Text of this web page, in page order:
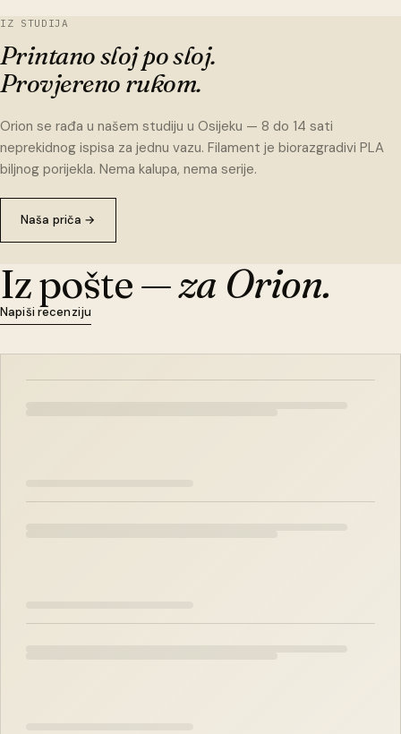
IZ STUDIJA
Printano sloj po sloj.
Provjereno rukom.
Orion se rađa u našem studiju u Osijeku — 8 do 14 sati
neprekidnog ispisa za jednu vazu. Filament je biorazgradivi PLA
biljnog porijekla. Nema kalupa, nema serije.
Naša priča →
Iz pošte —za Orion.
Napiši recenziju